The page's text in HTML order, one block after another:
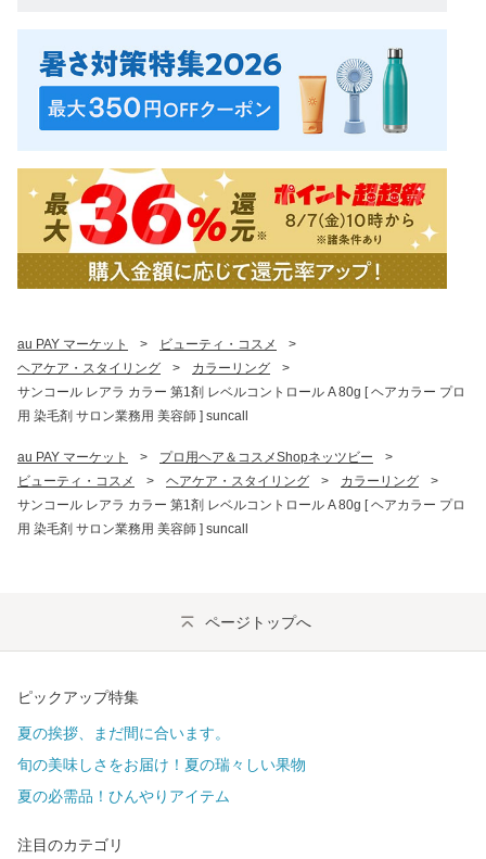
au PAY マーケット > ビューティ・コスメ
>
ヘアケア・スタイリング
> カラーリング
>
サンコール レアラ カラー 第1剤 レベルコントロール A 80g [ ヘアカラー プロ
用 染毛剤 サロン業務用 美容師 ] suncall
au PAY マーケット > プロ用ヘア＆コスメShopネッツビー
>
ビューティ・コスメ
> ヘアケア・スタイリング > カラーリング
>
サンコール レアラ カラー 第1剤 レベルコントロール A 80g [ ヘアカラー プロ
用 染毛剤 サロン業務用 美容師 ] suncall
ページトップへ
ピックアップ特集
夏の挨拶、まだ間に合います。
旬の美味しさをお届け！夏の瑞々しい果物
夏の必需品！ひんやりアイテム
注目のカテゴリ